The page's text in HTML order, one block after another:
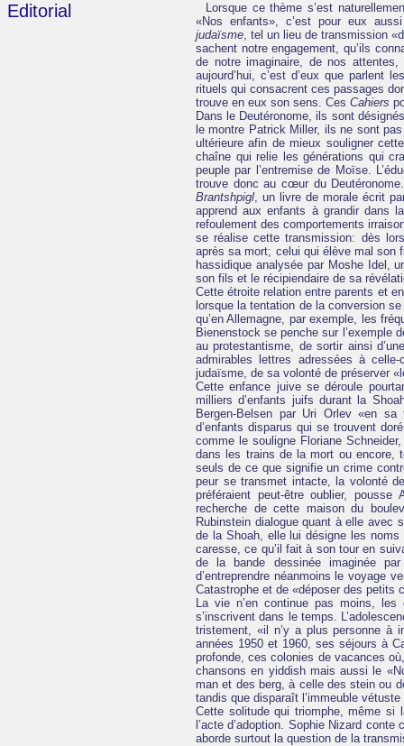
Editorial
Lorsque ce thème s’est
«Nos enfants», c’est pour eux
judaïsme, tel un lieu de transmission
sachent notre engagement, qu’ils
de notre imaginaire, de nos
aujourd’hui, c’est d’eux que
rituels qui consacrent ces passages
trouve en eux son sens. Ces Cahiers
Dans le Deutéronome, ils sont
le montre Patrick Miller, ils ne sont
ultérieure afin de mieux souligner
chaîne qui relie les générations qui
peuple par l’entremise de Moïse.
trouve donc au cœur du
Brantshpigl, un livre de morale écrit
apprend aux enfants à grandir dans
refoulement des comportements
se réalise cette transmission: dès
après sa mort; celui qui élève mal
hassidique analysée par Moshe Idel,
son fils et le récipiendaire de sa
Cette étroite relation entre parents et
lorsque la tentation de la conversion
qu’en Allemagne, par exemple, les
Bienenstock se penche sur l’exemple
au protestantisme, de sortir ainsi
admirables lettres adressées à
judaïsme, de sa volonté de préserver
Cette enfance juive se déroule
milliers d’enfants juifs durant la
Bergen-Belsen par Uri Orlev «en
d’enfants disparus qui se trouvent
comme le souligne Floriane
dans les trains de la mort ou encore,
seuls de ce que signifie un crime
peur se transmet intacte, la volonté
préféraient peut-être oublier,
recherche de cette maison du
Rubinstein dialogue quant à elle avec
de la Shoah, elle lui désigne les
caresse, ce qu’il fait à son tour en
de la bande dessinée imaginée
d’entreprendre néanmoins le voyage
Catastrophe et de «déposer des petits
La vie n’en continue pas moins, les
s’inscrivent dans le temps.
tristement, «il n’y a plus personne à
années 1950 et 1960, ses séjours à
profonde, ces colonies de vacances
chansons en yiddish mais aussi le
man et des berg, à celle des stein ou
tandis que disparaît l’immeuble
Cette solitude qui triomphe, même si
l’acte d’adoption. Sophie Nizard
aborde surtout la question de la